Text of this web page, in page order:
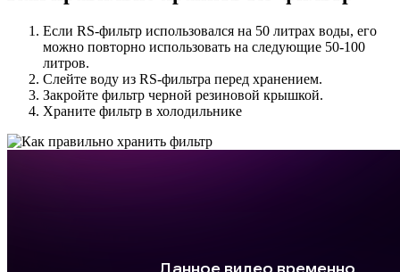
Если RS-фильтр использовался на 50 литрах воды, его
можно повторно использовать на следующие 50-100
литров.
Слейте воду из RS-фильтра перед хранением.
Закройте фильтр черной резиновой крышкой.
Храните фильтр в холодильнике